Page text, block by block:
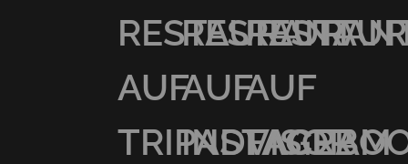
RESTAURANT
AUF
TRIPADVISOR
AUF
INSTAGRAM
AUF